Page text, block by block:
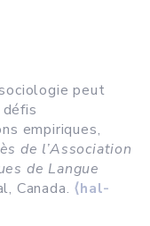
peut
défis
empiriques,
de l’Association
de Langue
Canada. ⟨hal-